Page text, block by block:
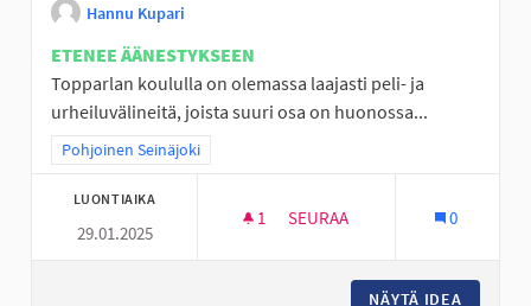
Hannu Kupari
ETENEE ÄÄNESTYKSEEN
Topparlan koululla on olemassa laajasti peli- ja
urheiluvälineitä, joista suuri osa on huonossa...
Rajaa tulokset teeman mukaan: Pohjoinen Seinäjoki
Pohjoinen Seinäjoki
LUONTIAIKA
29.01.2025
1 1 SEURAAJA
SEURAA 0
NÄYTÄ IDEA